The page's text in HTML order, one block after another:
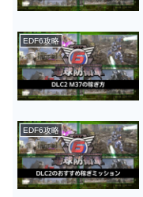
EDF6攻略
EDF6攻略